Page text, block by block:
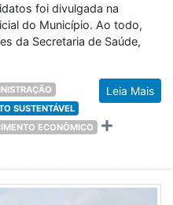
foi divulgada na
do Município. Ao todo,
da Secretaria de Saúde,
Leia Mais
SUSTENTÁVEL
ECONÔMICO